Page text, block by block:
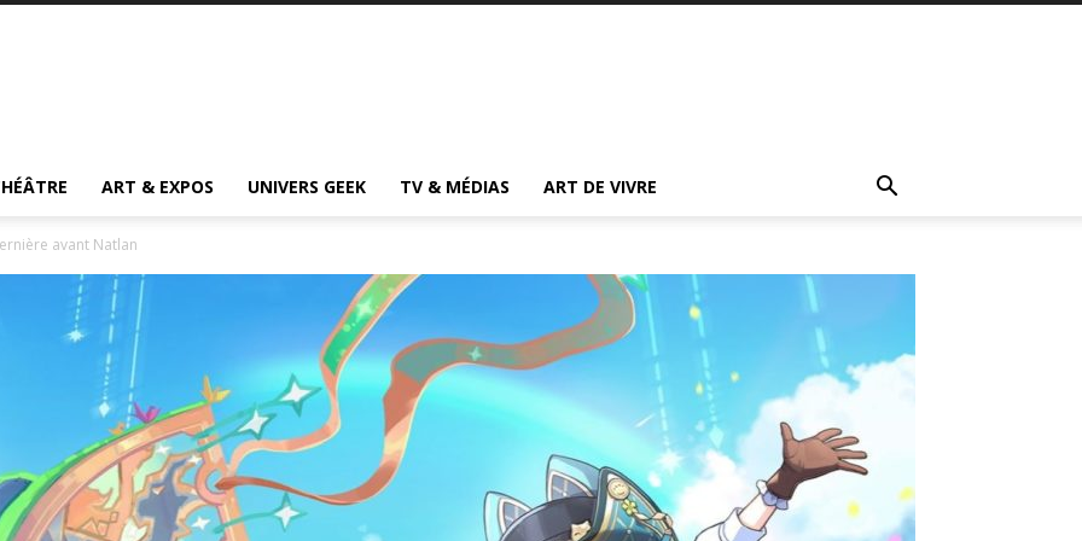
ART & EXPOS UNIVERS GEEK TV & MÉDIAS ART DE VIVRE
avant Natlan